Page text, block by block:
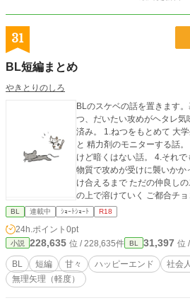
31
BL短編まとめ
やきとりのしろ
BLのスケベの話を置きます
つ、だいたい攻めがヘタレ気味です。 補足のな
済み。 1.ねつをもとめて 大学生2人の話。 2.失敗は成功のも
と 精力剤のモニターする話。 3.始まりは出来心でも 首絞めだ
けど暗くはない話。 4.それでもまだ、そばにいたい ご都合謎
物質で攻めが受けに襲いかかって
け合えるまで ただの仲良しの二人の話。 6.
の上で溶けていく ご都合チョコレート
したんじゃないけど 酔っ払い
BL 連載中 ｼｮｰﾄｼｮｰﾄ R18
24h.ポイント 0pt
小説 228,635 位 / 228,635件 BL 31,397 位
BL 短編 甘々 ハッピーエンド 社会
無理矢理（軽度）